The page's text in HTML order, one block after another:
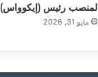
لمنصب رئيس (إيكوواس)
مايو 31, 2026